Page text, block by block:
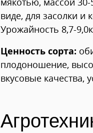
виде, для засолки и
Урожайность 8,7-
Ценность сорта:
плодоношение,
вкусовые качества,